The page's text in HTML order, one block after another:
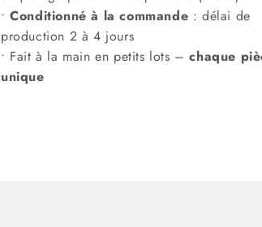
• Conditionné à la commande : délai de
production 2 à 4 jours
• Fait à la main en petits lots – chaque
unique